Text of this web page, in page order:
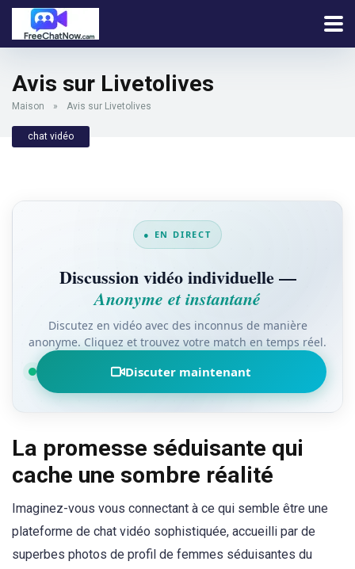
Avis sur Livetolives
Maison » Avis sur Livetolives
chat vidéo
● EN DIRECT
Discussion vidéo individuelle —
Anonyme et instantané
Discutez en vidéo avec des inconnus de manière
anonyme. Cliquez et trouvez votre match en temps réel.
Discuter maintenant
La promesse séduisante qui
cache une sombre réalité
Imaginez-vous vous connectant à ce qui semble être une
plateforme de chat vidéo sophistiquée, accueilli par de
superbes photos de profil de femmes séduisantes du